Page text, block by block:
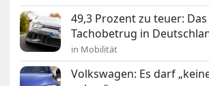
49,3 Prozent zu teuer:
Tachobetrug in
in Mobilität
Volkswagen: Es darf